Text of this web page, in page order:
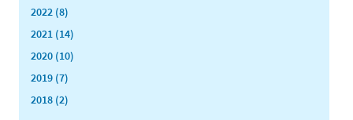
2022 (8)
2021 (14)
2020 (10)
2019 (7)
2018 (2)